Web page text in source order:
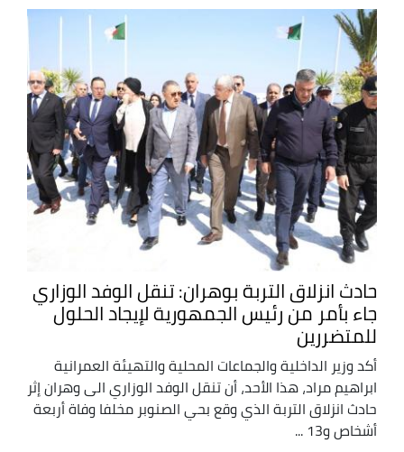
حادث انزلاق التربة بوهران: تنقل الوفد الوزاري
جاء بأمر من رئيس الجمهورية لإيجاد الحلول
للمتضررين
أكد وزير الداخلية والجماعات المحلية والتهيئة العمرانية
ابراهيم مراد، هذا الأحد، أن تنقل الوفد الوزاري الى وهران إثر
حادث انزلاق التربة الذي وقع بحي الصنوبر مخلفا وفاة أربعة
أشخاص و13 ...